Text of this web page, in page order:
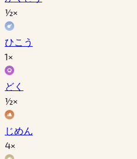
½×
ひこう
1×
どく
½×
じめん
4×